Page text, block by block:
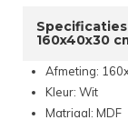
160x40x30
Afmeting:
Kleur: Wit
Matriaal: MDF